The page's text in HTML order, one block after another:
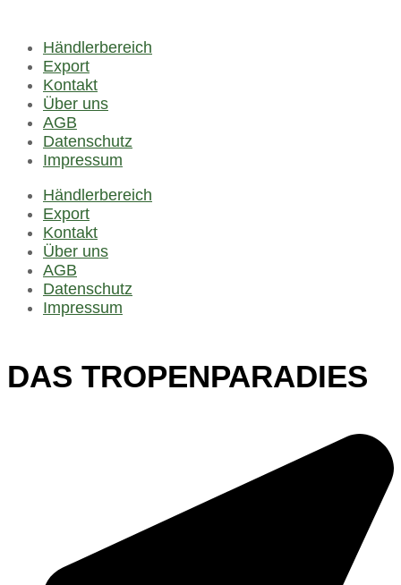
Händlerbereich
Export
Kontakt
Über uns
AGB
Datenschutz
Impressum
Händlerbereich
Export
Kontakt
Über uns
AGB
Datenschutz
Impressum
DAS TROPENPARADIES